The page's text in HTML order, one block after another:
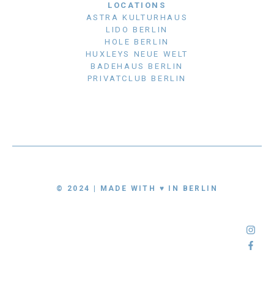
LOCATIONS
ASTRA KULTURHAUS
LIDO BERLIN
HOLE BERLIN
HUXLEYS NEUE WELT
BADEHAUS BERLIN
PRIVATCLUB BERLIN
© 2024 | MADE WITH ♥ IN BERLIN